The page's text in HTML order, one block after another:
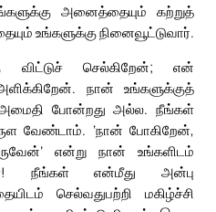
அனைத்தையும் கற்றுத்
உங்களுக்கு நினைவூட்டுவார்.
விட்டுச் செல்கிறேன்; என்
நான் உங்களுக்குத்
அமைதி போன்றது அல்ல. நீங்கள்
வேண்டாம். ‘நான் போகிறேன்,
என்று நான் உங்களிடம்
நீங்கள் என்மீது அன்பு
செல்வதுபற்றி மகிழ்ச்சி